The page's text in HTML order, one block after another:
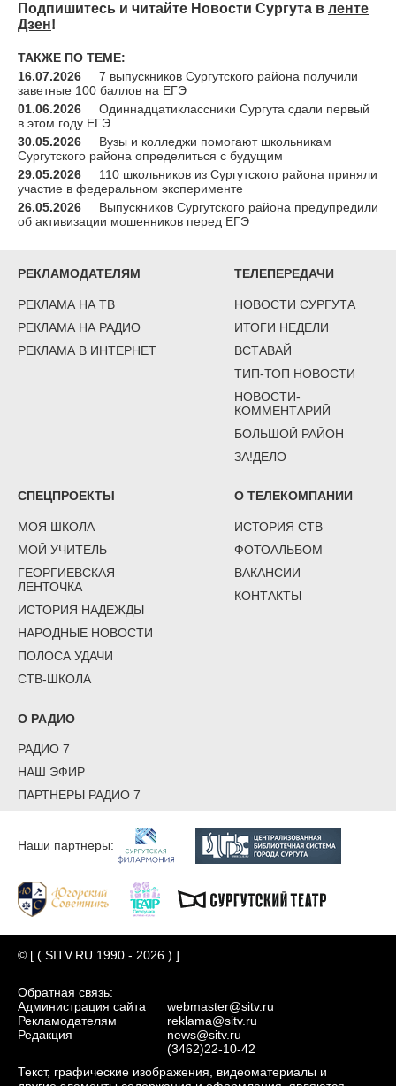
Подпишитесь и читайте Новости Сургута в ленте
Дзен!
ТАКЖЕ ПО ТЕМЕ:
16.07.2026
7 выпускников Сургутского района получили
заветные 100 баллов на ЕГЭ
01.06.2026
Одиннадцатиклассники Сургута сдали первый
в этом году ЕГЭ
30.05.2026
Вузы и колледжи помогают школьникам
Сургутского района определиться с будущим
29.05.2026
110 школьников из Сургутского района приняли
участие в федеральном эксперименте
26.05.2026
Выпускников Сургутского района предупредили
об активизации мошенников перед ЕГЭ
РЕКЛАМОДАТЕЛЯМ
РЕКЛАМА НА ТВ
РЕКЛАМА НА РАДИО
РЕКЛАМА В ИНТЕРНЕТ
ТЕЛЕПЕРЕДАЧИ
НОВОСТИ СУРГУТА
ИТОГИ НЕДЕЛИ
ВСТАВАЙ
ТИП-ТОП НОВОСТИ
НОВОСТИ-
КОММЕНТАРИЙ
БОЛЬШОЙ РАЙОН
ЗА!ДЕЛО
СПЕЦПРОЕКТЫ
МОЯ ШКОЛА
МОЙ УЧИТЕЛЬ
ГЕОРГИЕВСКАЯ
ЛЕНТОЧКА
ИСТОРИЯ НАДЕЖДЫ
НАРОДНЫЕ НОВОСТИ
ПОЛОСА УДАЧИ
СТВ-ШКОЛА
О ТЕЛЕКОМПАНИИ
ИСТОРИЯ СТВ
ФОТОАЛЬБОМ
ВАКАНСИИ
КОНТАКТЫ
О РАДИО
РАДИО 7
НАШ ЭФИР
ПАРТНЕРЫ РАДИО 7
Наши партнеры:
© [ ( SITV.RU 1990 - 2026 ) ]
Обратная связь:
Администрация сайта
Рекламодателям
Редакция
webmaster@sitv.ru
reklama@sitv.ru
news@sitv.ru
(3462)22-10-42
Текст, графические изображения, видеоматериалы и